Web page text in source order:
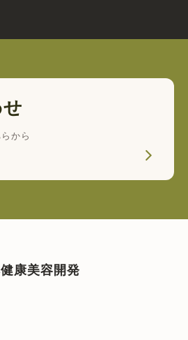
から
康美容開発